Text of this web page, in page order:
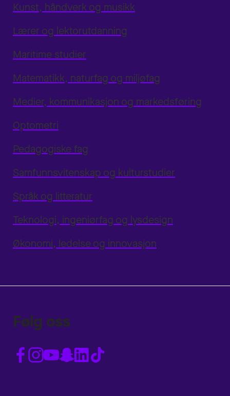
Kunst, håndverk og musikk
Lærer og lektorutdanning
Maritime studier
Matematikk, naturfag og miljøfag
Medier, kommunikasjon og markedsføring
Optometri
Pedagogiske fag
Samfunnsvitenskap og kulturstudier
Språk og litteratur
Teknologi, ingeniørfag og lysdesign
Økonomi, ledelse og innovasjon
Følg oss